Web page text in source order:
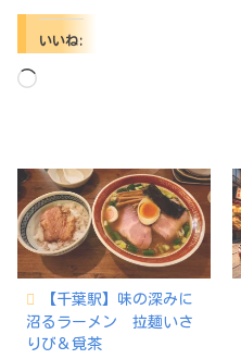
いいね:
読
み
中…
【千葉駅】味の深みに
沼るラーメン 拉麺いさ
りび＆覓茶